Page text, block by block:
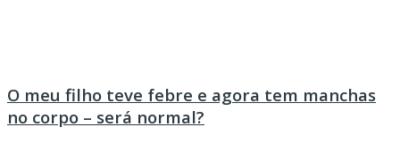
O meu filho teve febre e agora tem manchas
no corpo – será normal?